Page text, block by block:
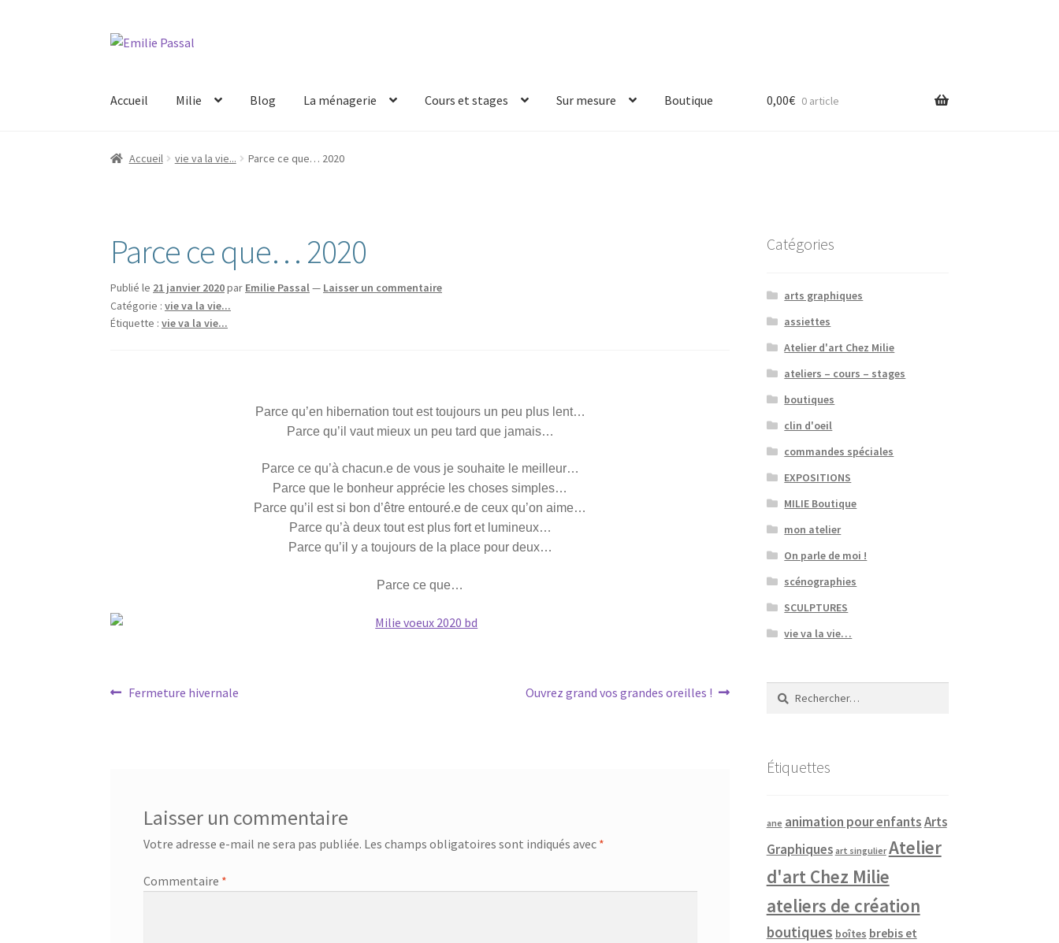
Aller
navigation
Aller
Accueil
Milie Blog La ménagerie Cours et stages Sur mesure Boutique 0,00€ 0 article
Accueil vie va la vie... Parce ce que… 2020
Parce ce que… 2020
Publié le 21 janvier 2020par Emilie Passal— Laisser un commentaire
Catégorie :vie va la vie...
Étiquette :vie va la vie...
Parce qu’en hibernation tout est toujours un peu plus lent…
Parce qu’il vaut mieux un peu tard que jamais…
Parce ce qu’à chacun.e de vous je souhaite le meilleur…
Parce que le bonheur apprécie les choses simples…
Parce qu’il est si bon d’être entouré.e de ceux qu’on aime…
Parce qu’à deux tout est plus fort et lumineux…
Parce qu’il y a toujours de la place pour deux…
Parce ce que…
Navigation
Article
Fermeture hivernale
Article
Ouvrez grand vos grandes oreilles !
Laisser un commentaire
Votre adresse e-mail ne sera pas publiée. Les champs obligatoires sont indiqués avec *
Commentaire *
Catégories
arts graphiques
assiettes
Atelier d'art Chez Milie
ateliers – cours – stages
boutiques
clin d'oeil
commandes spéciales
EXPOSITIONS
MILIE Boutique
mon atelier
On parle de moi !
scénographies
SCULPTURES
vie va la vie…
Rechercher :
Étiquettes
ane animation pour enfantsArts
Graphiques art singulier Atelier
d'art Chez Milie
ateliers de création
boutiques boîtes brebis et